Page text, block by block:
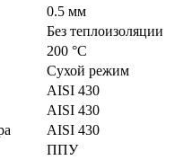
0.5 мм
Без теплоизоляции
200 °C
Сухой режим
AISI 430
AISI 430
AISI 430
ППУ